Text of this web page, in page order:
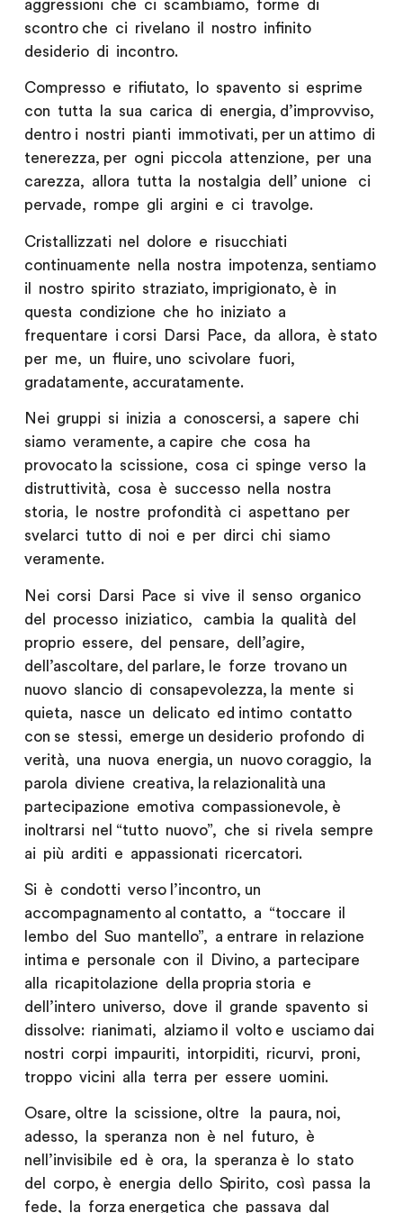
aggressioni che ci scambiamo, forme di
scontro che ci rivelano il nostro infinito
desiderio di incontro.
Compresso e rifiutato, lo spavento si esprime
con tutta la sua carica di energia, d’improvviso,
dentro i nostri pianti immotivati, per un attimo di
tenerezza, per ogni piccola attenzione, per una
carezza, allora tutta la nostalgia dell’ unione ci
pervade, rompe gli argini e ci travolge.
Cristallizzati nel dolore e risucchiati
continuamente nella nostra impotenza, sentiamo
il nostro spirito straziato, imprigionato, è in
questa condizione che ho iniziato a
frequentare i corsi Darsi Pace, da allora, è stato
per me, un fluire, uno scivolare fuori,
gradatamente, accuratamente.
Nei gruppi si inizia a conoscersi, a sapere chi
siamo veramente, a capire che cosa ha
provocato la scissione, cosa ci spinge verso la
distruttività, cosa è successo nella nostra
storia, le nostre profondità ci aspettano per
svelarci tutto di noi e per dirci chi siamo
veramente.
Nei corsi Darsi Pace si vive il senso organico
del processo iniziatico, cambia la qualità del
proprio essere, del pensare, dell’agire,
dell’ascoltare, del parlare, le forze trovano un
nuovo slancio di consapevolezza, la mente si
quieta, nasce un delicato ed intimo contatto
con se stessi, emerge un desiderio profondo di
verità, una nuova energia, un nuovo coraggio, la
parola diviene creativa, la relazionalità una
partecipazione emotiva compassionevole, è
inoltrarsi nel “tutto nuovo”, che si rivela sempre
ai più arditi e appassionati ricercatori.
Si è condotti verso l’incontro, un
accompagnamento al contatto, a “toccare il
lembo del Suo mantello”, a entrare in relazione
intima e personale con il Divino, a partecipare
alla ricapitolazione della propria storia e
dell’intero universo, dove il grande spavento si
dissolve: rianimati, alziamo il volto e usciamo dai
nostri corpi impauriti, intorpiditi, ricurvi, proni,
troppo vicini alla terra per essere uomini.
Osare, oltre la scissione, oltre la paura, noi,
adesso, la speranza non è nel futuro, è
nell’invisibile ed è ora, la speranza è lo stato
del corpo, è energia dello Spirito, così passa la
fede, la forza energetica che passava dal